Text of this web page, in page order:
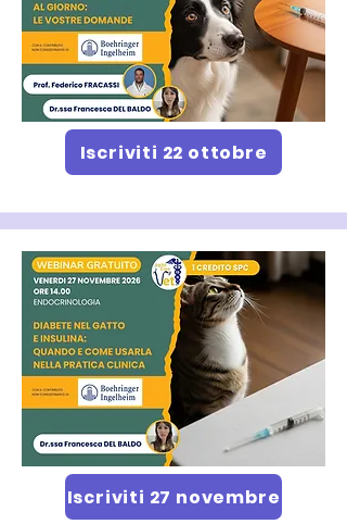
Iscriviti 22 ottobre
Iscriviti 27 novembre